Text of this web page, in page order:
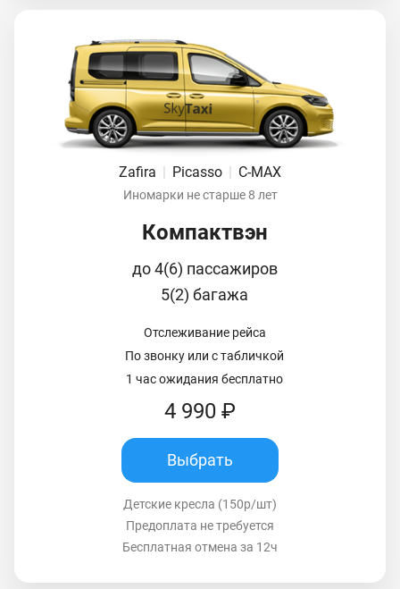
Zafira | Picasso | C-MAX
Иномарки не старше 8 лет
Компактвэн
до 4(6) пассажиров
5(2) багажа
Отслеживание рейса
По звонку или с табличкой
1 час ожидания бесплатно
4 990 ₽
Выбрать
Детские кресла (150р/шт)
Предоплата не требуется
Бесплатная отмена за 12ч